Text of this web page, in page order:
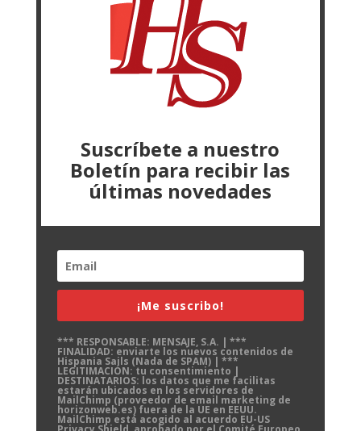
Suscríbete a nuestro
Boletín para recibir las
últimas novedades
¡Me suscribo!
*** RESPONSABLE: MENSAJE, S.A. | ***
FINALIDAD: enviarte los nuevos contenidos de
Hispania Sails (Nada de SPAM) | ***
LEGITIMACIÓN: tu consentimiento |
DESTINATARIOS: los datos que me facilitas
estarán ubicados en los servidores de
MailChimp (proveedor de email marketing de
horizonweb.es) fuera de la UE en EEUU.
MailChimp está acogido al acuerdo EU-US